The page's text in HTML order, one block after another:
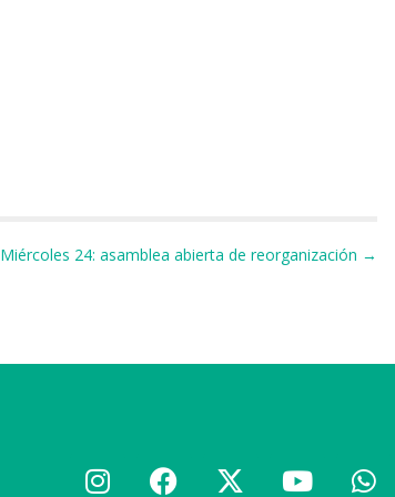
Miércoles 24: asamblea abierta de reorganización →